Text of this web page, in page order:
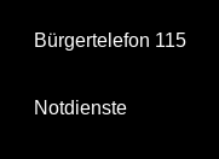
Bürgertelefon 115
Notdienste